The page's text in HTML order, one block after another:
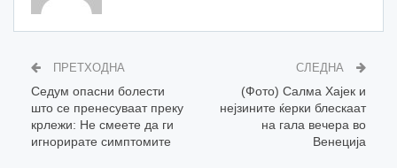
ПРЕТХОДНА
Седум опасни болести
што се пренесуваат преку
крлежи: Не смеете да ги
игнорирате симптомите
СЛЕДНА
(Фото) Салма Хајек и
нејзините ќерки блескаат
на гала вечера во
Венеција